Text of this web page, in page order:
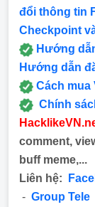
đổi thông tin
Checkpoint
Hướng
Hướng dẫn
Cách mua
Chính
comment,
buff meme,...
Liên hệ:
- Group Tele